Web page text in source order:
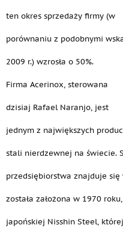
ten okres sprzedaży firmy (w
porównaniu z podobnymi
2009 r.) wzrosła o 50%.
Firma Acerinox, sterowana
dzisiaj Rafael Naranjo, jest
jednym z największych
stali nierdzewnej na świecie.
przedsiębiorstwa znajduje się
została założona w 1970
japońskiej Nisshin Steel,